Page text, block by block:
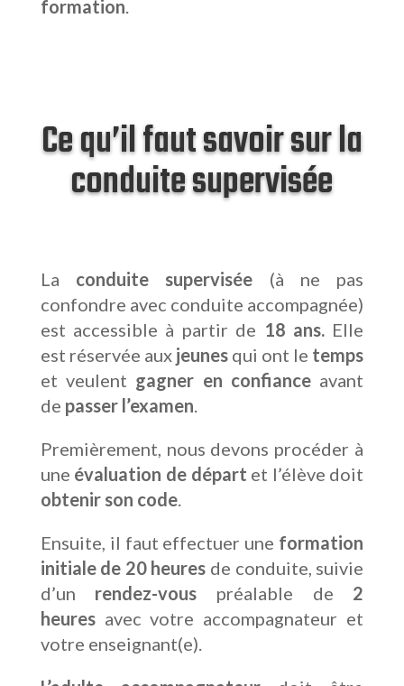
formation
Ce qu’il faut savoir sur la
conduite supervisée
La conduite supervisée (à ne pas
confondre avec conduite accompagnée)
est accessible à partir de 18 ans.Elle
est réservée aux jeunesqui ont le temps
et veulent gagner en confianceavant
de passer l’examen
Premièrement, nous devons procéder à
une évaluation de départ et l’élève doit
obtenir son code.
Ensuite, il faut effectuer une formation
initiale de 20 heures de conduite, suivie
d’un rendez-vous préalable de 2
heuresavec votre accompagnateur et
votre enseignant(e).